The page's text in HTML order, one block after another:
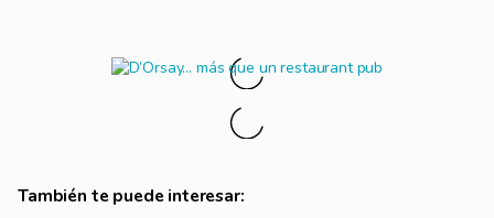
También te puede interesar: